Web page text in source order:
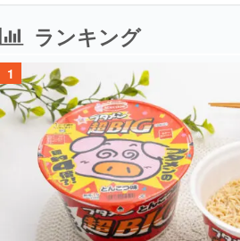
ランキング
1